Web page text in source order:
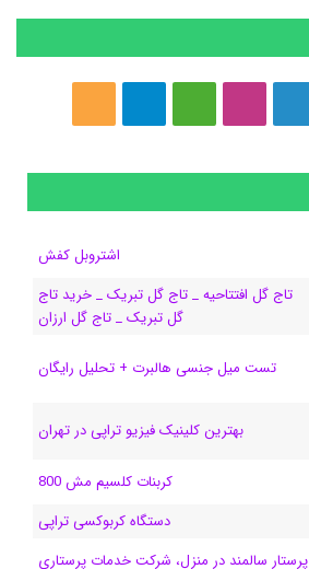
اشتروبل کفش
تاج گل افتتاحیه _ تاج گل تبریک _ خرید تاج
گل تبریک _ تاج گل ارزان
تست میل جنسی هالبرت + تحلیل رایگان
بهترین کلینیک فیزیو تراپی در تهران
کربنات کلسیم مش 800
دستگاه کربوکسی تراپی
پرستار سالمند در منزل، شرکت خدمات پرستاری